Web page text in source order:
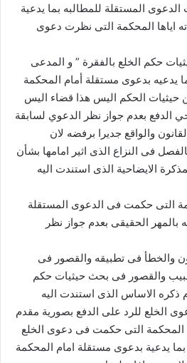
المستقلة للمطالبه بما يدعية
اياها المحكمة التى نظرت دعوى
حكم الخلع بالفقرة ” و المدعى
يدعيه بدعوى مستقلة أمام المحكمة
حيثيات الحكم اليس هذا قضاء اليس
الدفع بعدم جواز نظر الدعوي لسابقة
والواقع جديرا برفضه لان
فى النزاع الذى اثير امامها بشأن
الايضاحية الذى استندت اليه
التى حكمت فى الدعوى المستقلة
بالمهر الحقيقى بعدم جواز نظر
والخطأ فى تطبيقه والقصور فى
والقصور فى بحث حيثيات حكم
ذكره الاساس الذى استندت اليه
الخلع للرد على الدفع بصورية مقدم
المحكمة التى حكمت فى دعوى الخلع
يدعية بدعوى مستقلة امام المحكمة